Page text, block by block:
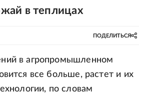
в теплицах
ПОДЕЛИТЬСЯ
в агропромышленном
все больше, растет и их
по словам